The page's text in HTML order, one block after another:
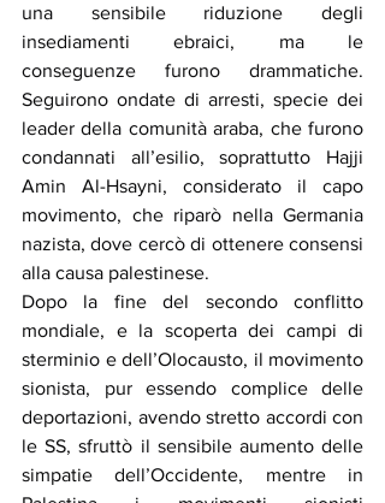
una sensibile riduzione degli
insediamenti ebraici, ma le
conseguenze furono drammatiche.
Seguirono ondate di arresti, specie dei
leader della comunità araba, che furono
condannati all’esilio, soprattutto Hajji
Amin Al-Hsayni, considerato il capo
movimento, che riparò nella Germania
nazista, dove cercò di ottenere consensi
alla causa palestinese.
Dopo la fine del secondo conflitto
mondiale, e la scoperta dei campi di
sterminio e dell’Olocausto, il movimento
sionista, pur essendo complice delle
deportazioni, avendo stretto accordi con
le SS, sfruttò il sensibile aumento delle
simpatie dell’Occidente, mentre in